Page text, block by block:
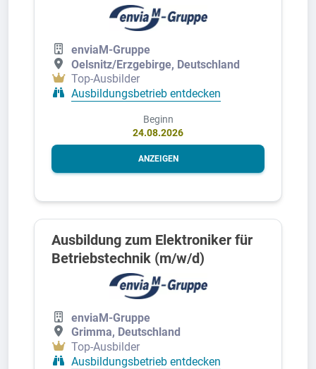
enviaM-Gruppe
Oelsnitz/Erzgebirge, Deutschland
Top-Ausbilder
Ausbildungsbetrieb entdecken
Beginn
24.08.2026
ANZEIGEN
Ausbildung zum Elektroniker für
Betriebstechnik (m/w/d)
enviaM-Gruppe
Grimma, Deutschland
Top-Ausbilder
Ausbildungsbetrieb entdecken